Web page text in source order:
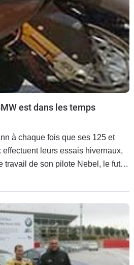
est dans les temps
à chaque fois que ses 125 et
leurs essais hivernaux,
travail de son pilote Nebel, le futur